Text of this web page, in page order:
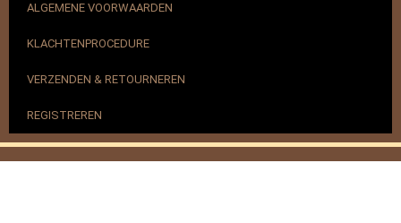
ALGEMENE VOORWAARDEN
KLACHTENPROCEDURE
VERZENDEN & RETOURNEREN
REGISTREREN